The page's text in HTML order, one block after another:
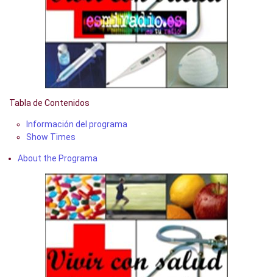
Tabla de Contenidos
Información del programa
Show Times
About the Programa